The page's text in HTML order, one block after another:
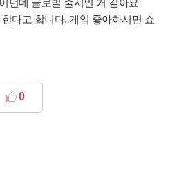
다고 합니다. 게임 좋아하시면 쇼
0